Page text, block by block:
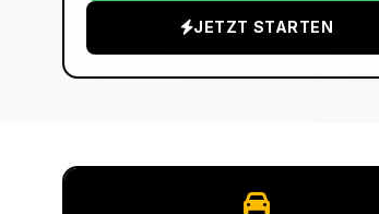
JETZT STARTEN